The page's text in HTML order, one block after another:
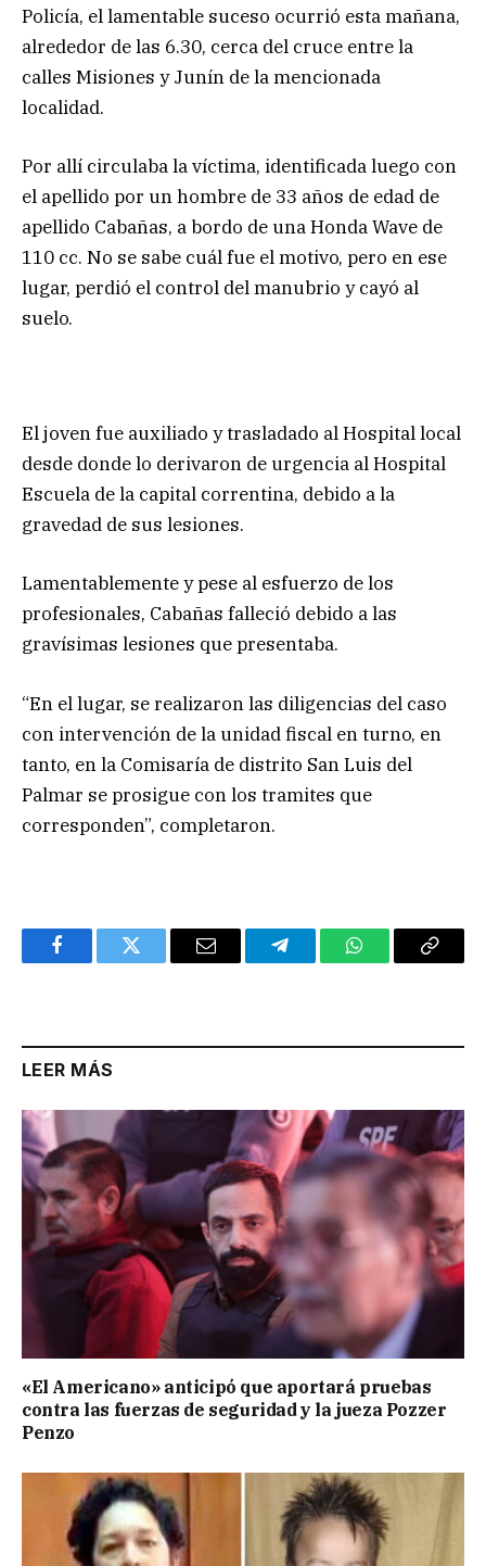
Policía, el lamentable suceso ocurrió esta mañana,
alrededor de las 6.30, cerca del cruce entre la
calles Misiones y Junín de la mencionada
localidad.
Por allí circulaba la víctima, identificada luego con
el apellido por un hombre de 33 años de edad de
apellido Cabañas, a bordo de una Honda Wave de
110 cc. No se sabe cuál fue el motivo, pero en ese
lugar, perdió el control del manubrio y cayó al
suelo.
El joven fue auxiliado y trasladado al Hospital local
desde donde lo derivaron de urgencia al Hospital
Escuela de la capital correntina, debido a la
gravedad de sus lesiones.
Lamentablemente y pese al esfuerzo de los
profesionales, Cabañas falleció debido a las
gravísimas lesiones que presentaba.
“En el lugar, se realizaron las diligencias del caso
con intervención de la unidad fiscal en turno, en
tanto, en la Comisaría de distrito San Luis del
Palmar se prosigue con los tramites que
corresponden”, completaron.
FacebookTwitter Email TelegramWhatsAppCopy
LEER MÁS
«El Americano» anticipó que aportará pruebas
contra las fuerzas de seguridad y la jueza Pozzer
Penzo